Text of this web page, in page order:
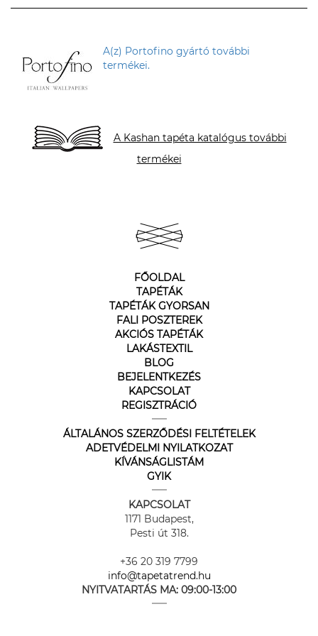
A(z) Portofino gyártó további
termékei.
A Kashan tapéta katalógus további
termékei
FŐOLDAL
TAPÉTÁK
TAPÉTÁK GYORSAN
FALI POSZTEREK
AKCIÓS TAPÉTÁK
LAKÁSTEXTIL
BLOG
BEJELENTKEZÉS
KAPCSOLAT
REGISZTRÁCIÓ
ÁLTALÁNOS SZERZŐDÉSI FELTÉTELEK
ADETVÉDELMI NYILATKOZAT
KÍVÁNSÁGLISTÁM
GYIK
KAPCSOLAT
1171 Budapest,
Pesti út 318.
+36 20 319 7799
info@tapetatrend.hu
NYITVATARTÁS MA: 09:00-13:00